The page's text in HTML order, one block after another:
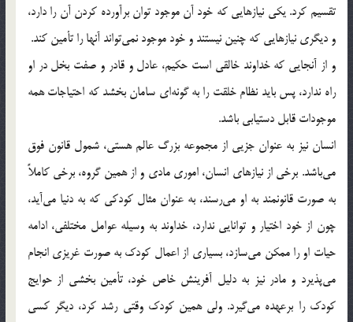
تقسيم كرد. يكي نيازهايي كه خود آن موجود توان برآورده كردن آن را دارد،
و ديگري نيازهايي كه چنين نيستند و خود موجود نمي‌تواند آنها را تأمين كند.
و از آنجايي كه خداوند خالقي است حكيم، عادل و قادر و صفت بخل در او
راه ندارد، پس بايد نظام خلقت را به گونه‌اي سامان بخشد كه احتياجات همه
موجودات قابل دستيابي باشد.
انسان نيز به عنوان جزيي از مجموعه بزرگ عالم هستي، شمول قانون فوق
مي‌باشد. برخي از نيازهاي انسان، اموري مادي و از همين گروه، برخي كاملاً
به صورت قانونمند به او مي‌رسند، به عنوان مثال كودكي كه به دنيا مي‌آيد،
چون از خود اختيار و توانايي ندارد، ‌خداوند به وسيله عوامل مختلفي، ادامه
حيات او را ممكن مي‌سازد، بسياري از اعمال كودك به صورت غريزي انجام
مي‌پذيرد و مادر نيز به دليل آفرينش خاص خود، تأمين بخشي از حوايج
كودك را برعهده مي‌گيرد. ولي همين كودك وقتي رشد كرد، ديگر كسي